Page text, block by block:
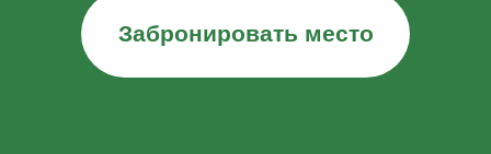
Забронировать место